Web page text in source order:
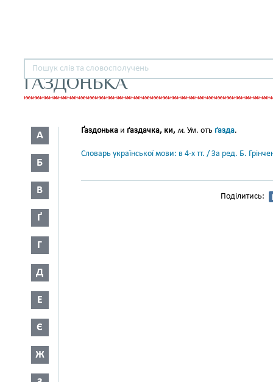
ҐАЗДОНЬКА
А
Б
В
Ґ
Г
Д
Е
Є
Ж
Ґаздонька и ґаздачка, ки, м. Ум. отъ ґазда.
Словарь української мови: в 4-х тт. / За ред. Б.
Поділитись: